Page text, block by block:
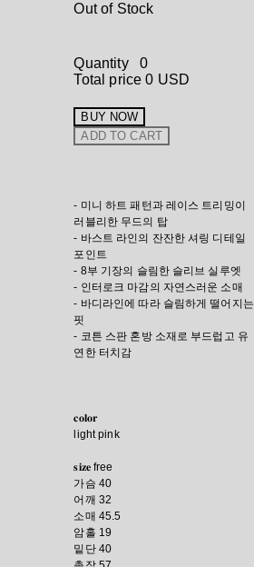
Out of Stock
Quantity
0
Total price 0 USD
BUY NOW
ADD TO CART
- 미니 하트 패턴과 레이스 트리밍이
러블리한 무드의 탑
- 바스트 라인의 잔잔한 셔링 디테일
포인트
- 8부 기장의 슬림한 슬리브 실루엣
- 인터로크 마감의 자연스러운 소매
- 바디라인에 따라 슬림하게 떨어지는
핏
- 코튼 스판 혼방 소재로 부드럽고 유
연한 터치감
𝐜𝐨𝐥𝐨𝐫
light pink
𝐬𝐢𝐳𝐞 free
가슴 40
어깨 32
소매 45.5
암홀 19
밑단 40